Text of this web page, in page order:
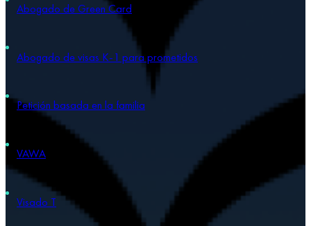
Abogado de Green Card
Abogado de visas K-1 para prometidos
Petición basada en la familia
VAWA
Visado T